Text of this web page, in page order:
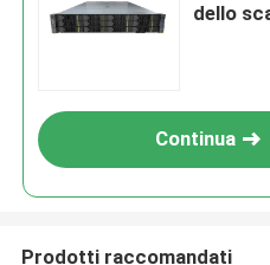
dello
Continua
Prodotti raccomandati